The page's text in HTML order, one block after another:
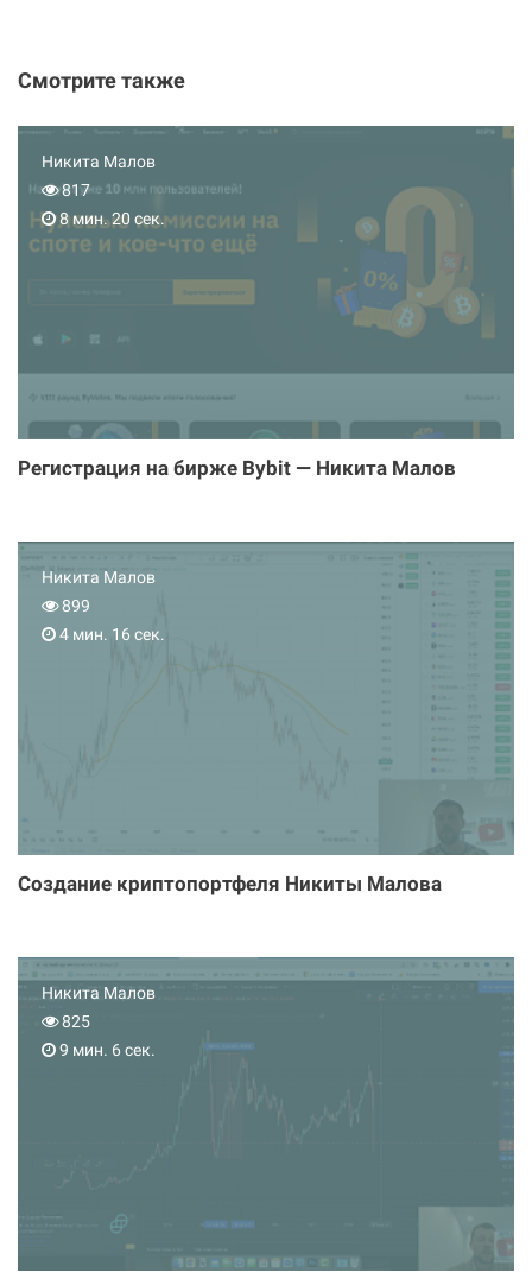
Смотрите также
Никита Малов
817
8 мин. 20 сек.
Регистрация на бирже Bybit — Никита Малов
Никита Малов
899
4 мин. 16 сек.
Создание криптопортфеля Никиты Малова
Никита Малов
825
9 мин. 6 сек.